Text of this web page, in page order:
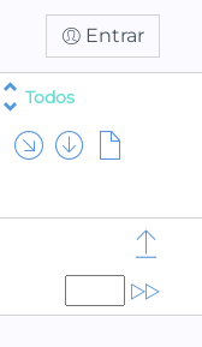
Entrar
Todos